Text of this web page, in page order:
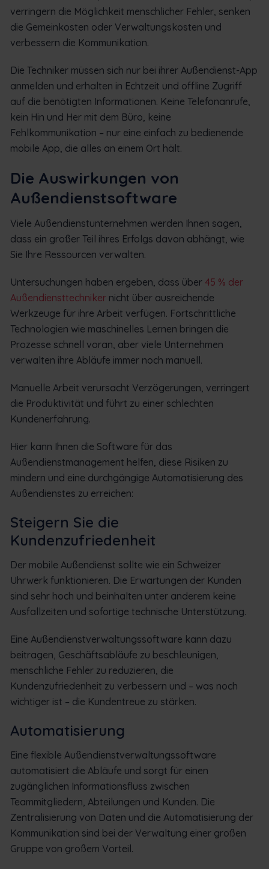
verringern die Möglichkeit menschlicher Fehler, senken
die Gemeinkosten oder Verwaltungskosten und
verbessern die Kommunikation.
Die Techniker müssen sich nur bei ihrer Außendienst-App
anmelden und erhalten in Echtzeit und offline Zugriff
auf die benötigten Informationen. Keine Telefonanrufe,
kein Hin und Her mit dem Büro, keine
Fehlkommunikation – nur eine einfach zu bedienende
mobile App, die alles an einem Ort hält.
Die Auswirkungen von
Außendienstsoftware
Viele Außendienstunternehmen werden Ihnen sagen,
dass ein großer Teil ihres Erfolgs davon abhängt, wie
Sie Ihre Ressourcen verwalten.
Untersuchungen haben ergeben, dass über 45 % der
Außendiensttechniker nicht über ausreichende
Werkzeuge für ihre Arbeit verfügen. Fortschrittliche
Technologien wie maschinelles Lernen bringen die
Prozesse schnell voran, aber viele Unternehmen
verwalten ihre Abläufe immer noch manuell.
Manuelle Arbeit verursacht Verzögerungen, verringert
die Produktivität und führt zu einer schlechten
Kundenerfahrung.
Hier kann Ihnen die Software für das
Außendienstmanagement helfen, diese Risiken zu
mindern und eine durchgängige Automatisierung des
Außendienstes zu erreichen:
Steigern Sie die
Kundenzufriedenheit
Der mobile Außendienst sollte wie ein Schweizer
Uhrwerk funktionieren. Die Erwartungen der Kunden
sind sehr hoch und beinhalten unter anderem keine
Ausfallzeiten und sofortige technische Unterstützung.
Eine Außendienstverwaltungssoftware kann dazu
beitragen, Geschäftsabläufe zu beschleunigen,
menschliche Fehler zu reduzieren, die
Kundenzufriedenheit zu verbessern und – was noch
wichtiger ist – die Kundentreue zu stärken.
Automatisierung
Eine flexible Außendienstverwaltungssoftware
automatisiert die Abläufe und sorgt für einen
zugänglichen Informationsfluss zwischen
Teammitgliedern, Abteilungen und Kunden. Die
Zentralisierung von Daten und die Automatisierung der
Kommunikation sind bei der Verwaltung einer großen
Gruppe von großem Vorteil.